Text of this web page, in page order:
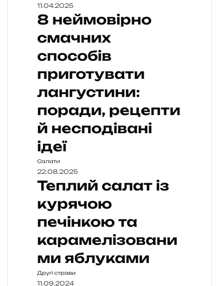
11.04.2025
8 неймовірно
смачних
способів
приготувати
лангустини:
поради, рецепти
й несподівані
ідеї
Салати
22.08.2025
Теплий салат із
курячою
печінкою та
карамелізовани
ми яблуками
Другі страви
11.09.2024